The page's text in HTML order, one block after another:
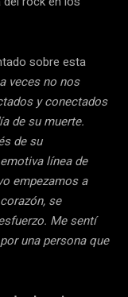
sobre esta
a veces no nos
y conectados
de su muerte.
de su
línea de
empezamos a
se
Me sentí
una persona que